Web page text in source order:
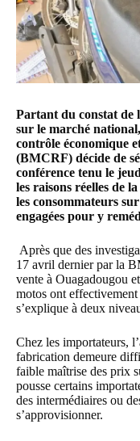
Partant du constat de
sur le marché
contrôle économique
(BMCRF) décide de
conférence tenu le
les raisons réelles de
les consommateurs
engagées pour y
Après que des
17 avril dernier par la
vente à Ouagadougou
motos ont
s’explique à deux
Chez les importateurs,
fabrication demeure
faible maîtrise des prix
pousse certains
des intermédiaires ou
s’approvisionner.